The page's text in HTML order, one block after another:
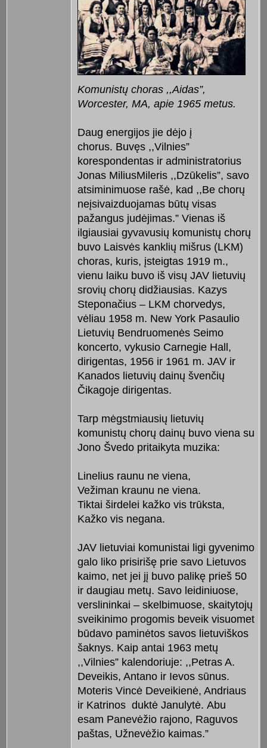
Komunistų choras ,,Aidas”,
Worcester, MA, apie 1965 metus.
Daug energijos jie dėjo į
chorus. Buvęs ,,Vilnies”
korespondentas ir administratorius
Jonas MiliusMileris ,,Dzūkelis”, savo
atsiminimuose rašė, kad ,,Be chorų
neįsivaizduojamas būtų visas
pažangus judėjimas.” Vienas iš
ilgiausiai gyvavusių komunistų chorų
buvo Laisvės kanklių mišrus (LKM)
choras, kuris, įsteigtas 1919 m.,
vienu laiku buvo iš visų JAV lietuvių
srovių chorų didžiausias. Kazys
Steponačius – LKM chorvedys,
vėliau 1958 m. New York Pasaulio
Lietuvių Bendruomenės Seimo
koncerto, vykusio Carnegie Hall,
dirigentas, 1956 ir 1961 m. JAV ir
Kanados lietuvių dainų švenčių
Čikagoje dirigentas.
Tarp mėgstmiausių lietuvių
komunistų chorų dainų buvo viena su
Jono Švedo pritaikyta muzika:
Linelius raunu ne viena,
Vežiman kraunu ne viena.
Tiktai širdelei kažko vis trūksta,
Kažko vis negana.
JAV lietuviai komunistai ligi gyvenimo
galo liko prisirišę prie savo Lietuvos
kaimo, net jei jį buvo palikę prieš 50
ir daugiau metų. Savo leidiniuose,
verslininkai – skelbimuose, skaitytojų
sveikinimo progomis beveik visuomet
būdavo paminėtos savos lietuviškos
šaknys. Kaip antai 1963 metų
,,Vilnies” kalendoriuje: ,,Petras A.
Deveikis, Antano ir Ievos sūnus.
Moteris Vincė Deveikienė, Andriaus
ir Katrinos duktė Janulytė. Abu
esam Panevėžio rajono, Raguvos
paštas, Užnevėžio kaimas.”